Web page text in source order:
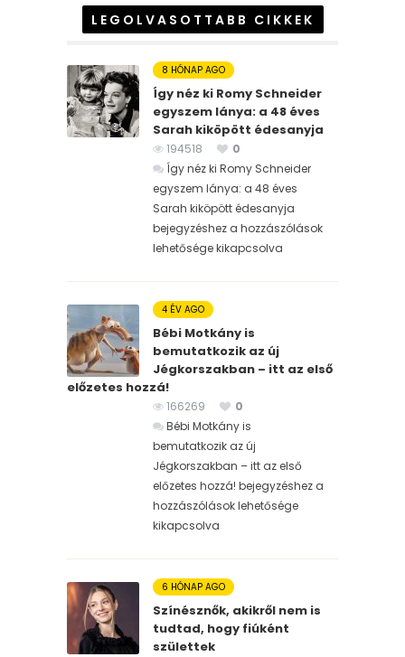
LEGOLVASOTTABB CIKKEK
8 HÓNAP AGO
Így néz ki Romy Schneider
egyszem lánya: a 48 éves
Sarah kiköpött édesanyja
194518
0
Így néz ki Romy Schneider
egyszem lánya: a 48 éves
Sarah kiköpött édesanyja
bejegyzéshez a hozzászólások
lehetősége kikapcsolva
4 ÉV AGO
Bébi Motkány is
bemutatkozik az új
Jégkorszakban – itt az első
előzetes hozzá!
166269
0
Bébi Motkány is
bemutatkozik az új
Jégkorszakban – itt az első
előzetes hozzá! bejegyzéshez a
hozzászólások lehetősége
kikapcsolva
6 HÓNAP AGO
Színésznők, akikről nem is
tudtad, hogy fiúként
születtek